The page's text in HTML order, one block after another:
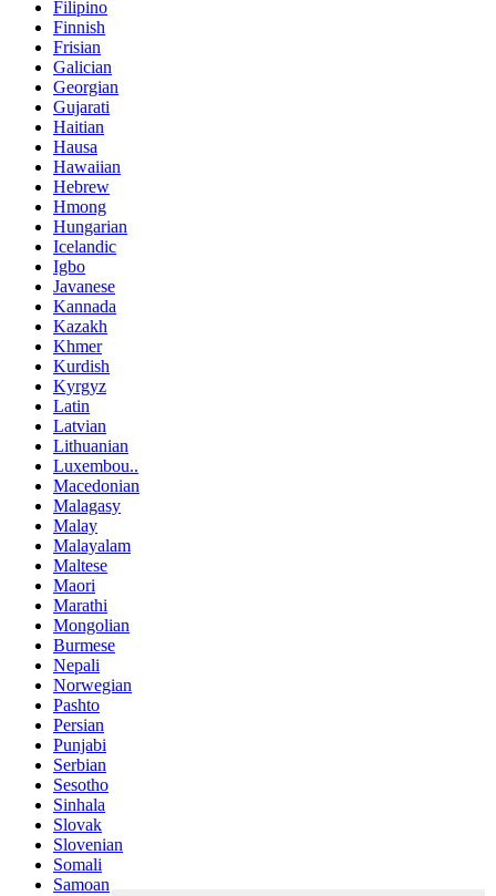
Filipino
Finnish
Frisian
Galician
Georgian
Gujarati
Haitian
Hausa
Hawaiian
Hebrew
Hmong
Hungarian
Icelandic
Igbo
Javanese
Kannada
Kazakh
Khmer
Kurdish
Kyrgyz
Latin
Latvian
Lithuanian
Luxembou..
Macedonian
Malagasy
Malay
Malayalam
Maltese
Maori
Marathi
Mongolian
Burmese
Nepali
Norwegian
Pashto
Persian
Punjabi
Serbian
Sesotho
Sinhala
Slovak
Slovenian
Somali
Samoan